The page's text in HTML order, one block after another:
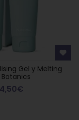
Gel y Melting